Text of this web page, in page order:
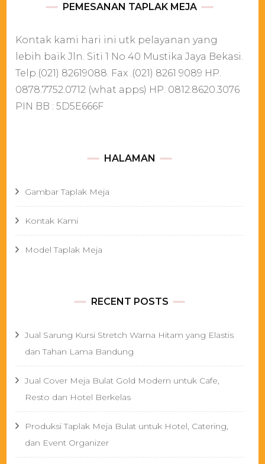
PEMESANAN TAPLAK MEJA
Kontak kami hari ini utk pelayanan yang
lebih baik Jln. Siti 1 No 40 Mustika Jaya Bekasi.
Telp.(021) 82619088. Fax .(021) 8261 9089 HP.
0878.7752.0712 (what apps) HP. 0812.8620.3076
PIN BB : 5D5E666F
HALAMAN
Gambar Taplak Meja
Kontak Kami
Model Taplak Meja
RECENT POSTS
Jual Sarung Kursi Stretch Warna Hitam yang Elastis
dan Tahan Lama Bandung
Jual Cover Meja Bulat Gold Modern untuk Cafe,
Resto dan Hotel Berkelas
Produksi Taplak Meja Bulat untuk Hotel, Catering,
dan Event Organizer